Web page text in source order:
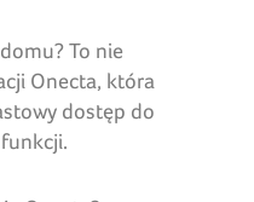
To nie
Onecta, która
dostęp do